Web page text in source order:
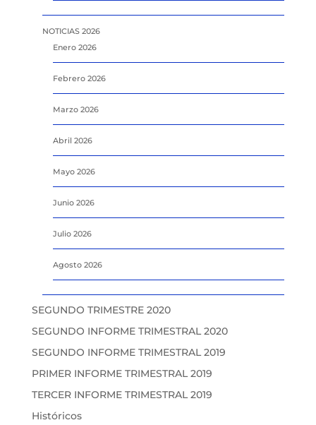
NOTICIAS 2026
Enero 2026
Febrero 2026
Marzo 2026
Abril 2026
Mayo 2026
Junio 2026
Julio 2026
Agosto 2026
SEGUNDO TRIMESTRE 2020
SEGUNDO INFORME TRIMESTRAL 2020
SEGUNDO INFORME TRIMESTRAL 2019
PRIMER INFORME TRIMESTRAL 2019
TERCER INFORME TRIMESTRAL 2019
Históricos